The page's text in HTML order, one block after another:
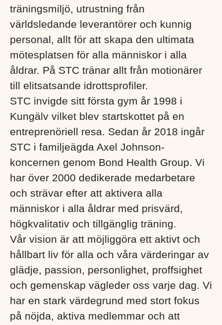
träningsmiljö, utrustning från
världsledande leverantörer och kunnig
personal, allt för att skapa den ultimata
mötesplatsen för alla människor i alla
åldrar. På STC tränar allt från motionärer
till elitsatsande idrottsprofiler.
STC invigde sitt första gym år 1998 i
Kungälv vilket blev startskottet på en
entreprenöriell resa. Sedan år 2018 ingår
STC i familjeägda Axel Johnson-
koncernen genom Bond Health Group. Vi
har över 2000 dedikerade medarbetare
och strävar efter att aktivera alla
människor i alla åldrar med prisvärd,
högkvalitativ och tillgänglig träning.
Vår vision är att möjliggöra ett aktivt och
hållbart liv för alla och våra värderingar av
glädje, passion, personlighet, proffsighet
och gemenskap vägleder oss varje dag. Vi
har en stark värdegrund med stort fokus
på nöjda, aktiva medlemmar och att